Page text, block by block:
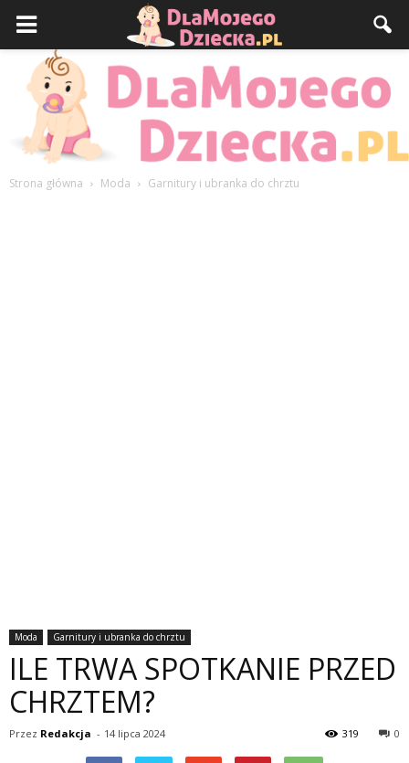
Strona główna Moda Garnitury i ubranka do chrztu
Moda Garnitury i ubranka do chrztu
ILE TRWA SPOTKANIE PRZED
CHRZTEM?
Przez Redakcja - 14 lipca 2024 0
319